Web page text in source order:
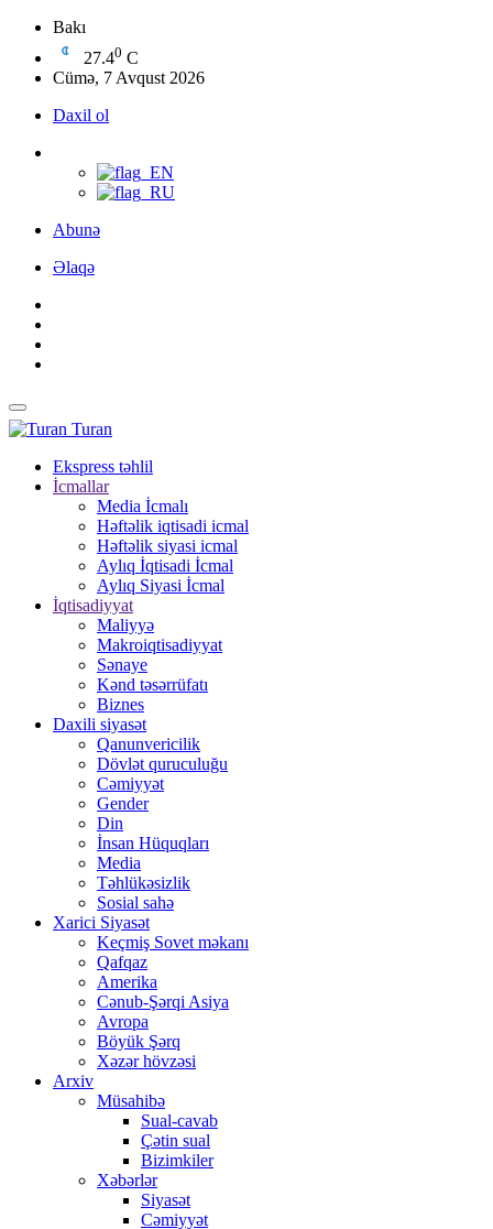
Bakı
27.40 C
Cümə, 7 Avqust 2026
Daxil ol
Abunə
Əlaqə
Turan
Ekspress təhlil
İcmallar
Media İcmalı
Həftəlik iqtisadi icmal
Həftəlik siyasi icmal
Aylıq İqtisadi İcmal
Aylıq Siyasi İcmal
İqtisadiyyat
Maliyyə
Makroiqtisadiyyat
Sənaye
Kənd təsərrüfatı
Biznes
Daxili siyasət
Qanunvericilik
Dövlət quruculuğu
Cəmiyyət
Gender
Din
İnsan Hüquqları
Media
Təhlükəsizlik
Sosial sahə
Xarici Siyasət
Keçmiş Sovet məkanı
Qafqaz
Amerika
Cənub-Şərqi Asiya
Avropa
Böyük Şərq
Xəzər hövzəsi
Arxiv
Müsahibə
Sual-cavab
Çətin sual
Bizimkiler
Xəbərlər
Siyasət
Cəmiyyət